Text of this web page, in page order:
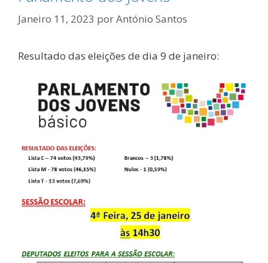
Janeiro 11, 2023 porAntónio Santos
Resultado das eleições de dia 9 de janeiro: